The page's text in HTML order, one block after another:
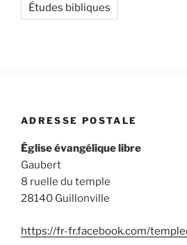
Études bibliques
ADRESSE POSTALE
Église évangélique libre
Gaubert
8 ruelle du temple
28140 Guillonville
https://fr-fr.facebook.com/